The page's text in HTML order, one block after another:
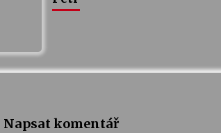
Napsat komentář